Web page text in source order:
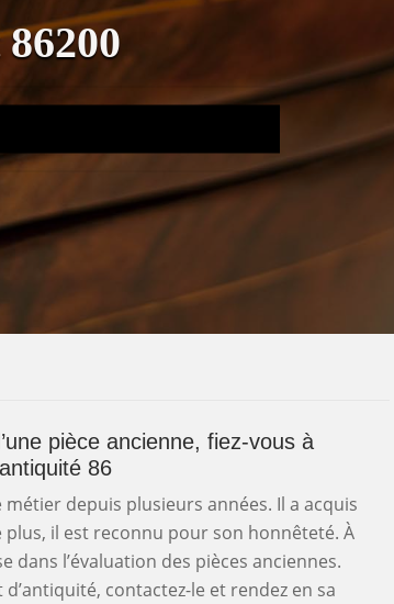
pièce ancienne, fiez-vous à
86
depuis plusieurs années. Il a acquis
il est reconnu pour son honnêteté. À
dans l’évaluation des pièces anciennes.
contactez-le et rendez en sa